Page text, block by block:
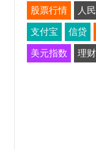
股票行情 人
支付宝 信贷
美元指数 理